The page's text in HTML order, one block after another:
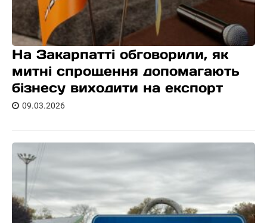
На Закарпатті обговорили, як
митні спрощення допомагають
бізнесу виходити на експорт
09.03.2026